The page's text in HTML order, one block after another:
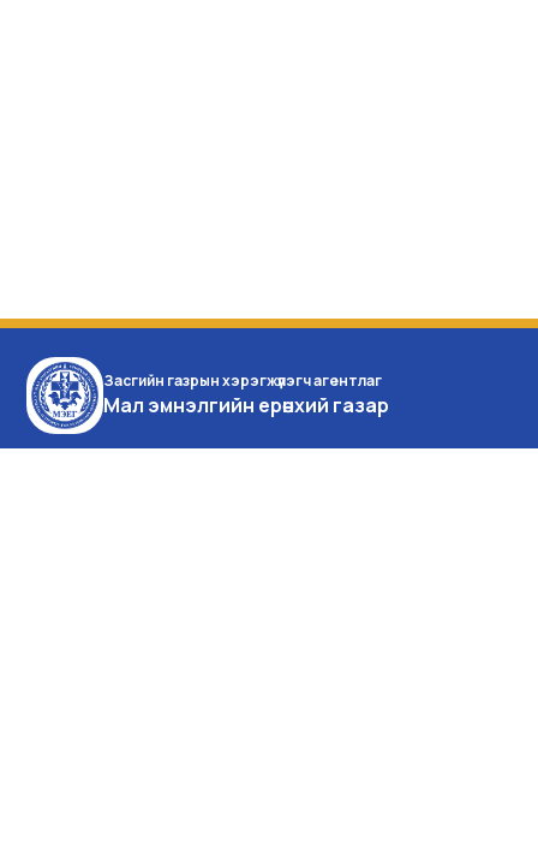
Засгийн газрын хэрэгжүүлэгч агентлаг
Мал эмнэлгийн ерөнхий газар